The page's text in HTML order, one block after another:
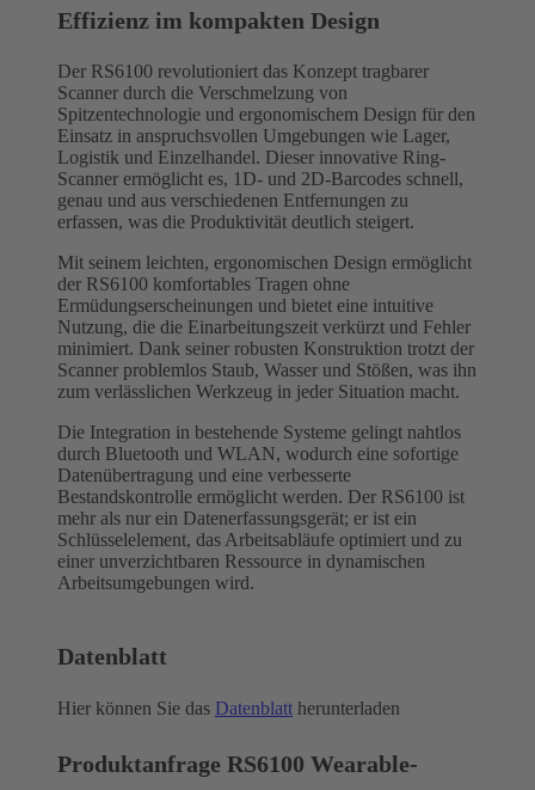
Effizienz im kompakten Design
Der RS6100 revolutioniert das Konzept tragbarer
Scanner durch die Verschmelzung von
Spitzentechnologie und ergonomischem Design für den
Einsatz in anspruchsvollen Umgebungen wie Lager,
Logistik und Einzelhandel. Dieser innovative Ring-
Scanner ermöglicht es, 1D- und 2D-Barcodes schnell,
genau und aus verschiedenen Entfernungen zu
erfassen, was die Produktivität deutlich steigert.
Mit seinem leichten, ergonomischen Design ermöglicht
der RS6100 komfortables Tragen ohne
Ermüdungserscheinungen und bietet eine intuitive
Nutzung, die die Einarbeitungszeit verkürzt und Fehler
minimiert. Dank seiner robusten Konstruktion trotzt der
Scanner problemlos Staub, Wasser und Stößen, was ihn
zum verlässlichen Werkzeug in jeder Situation macht.
Die Integration in bestehende Systeme gelingt nahtlos
durch Bluetooth und WLAN, wodurch eine sofortige
Datenübertragung und eine verbesserte
Bestandskontrolle ermöglicht werden. Der RS6100 ist
mehr als nur ein Datenerfassungsgerät; er ist ein
Schlüsselelement, das Arbeitsabläufe optimiert und zu
einer unverzichtbaren Ressource in dynamischen
Arbeitsumgebungen wird.
Datenblatt
Hier können Sie das Datenblatt herunterladen
Produktanfrage RS6100 Wearable-